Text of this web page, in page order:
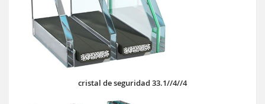
cristal de seguridad 33.1//4//4